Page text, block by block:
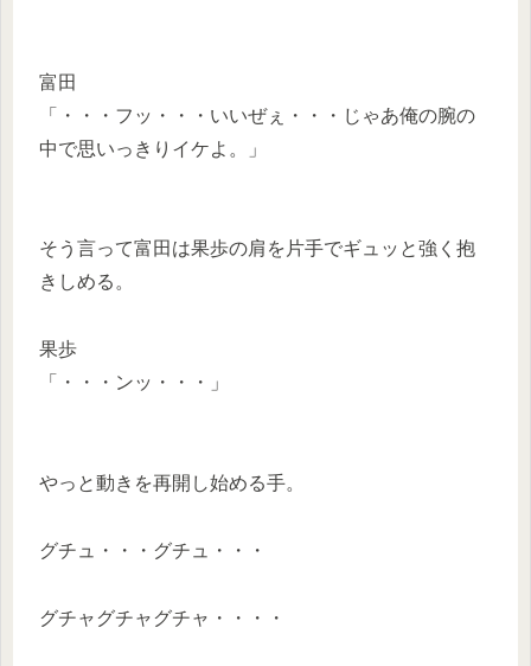
富田
「・・・フッ・・・いいぜぇ・・・じゃあ俺の腕の
中で思いっきりイケよ。」
そう言って富田は果歩の肩を片手でギュッと強く抱
きしめる。
果歩
「・・・ンッ・・・」
やっと動きを再開し始める手。
グチュ・・・グチュ・・・
グチャグチャグチャ・・・・